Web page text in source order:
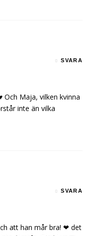
SVARA
Och Maja, vilken kvinna
inte än vilka
SVARA
att han mår bra! ❤ det